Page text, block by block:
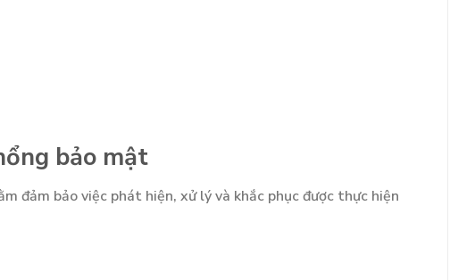
bảo mật
đảm bảo việc phát hiện, xử lý và khắc phục được thực hiện